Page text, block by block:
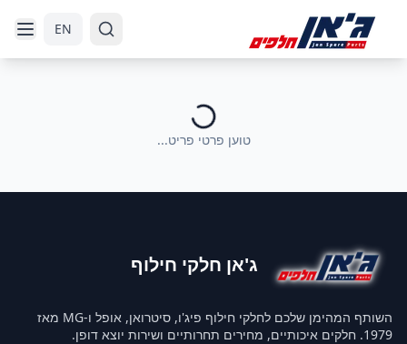
EN
טוען פרטי פריט...
ג'אן חלקי חילוף
השותף המהימן שלכם לחלקי חילוף פיג'ו, סיטרואן, אופל ו-MG מאז
1979. חלקים איכותיים, מחירים תחרותיים ושירות יוצא דופן.